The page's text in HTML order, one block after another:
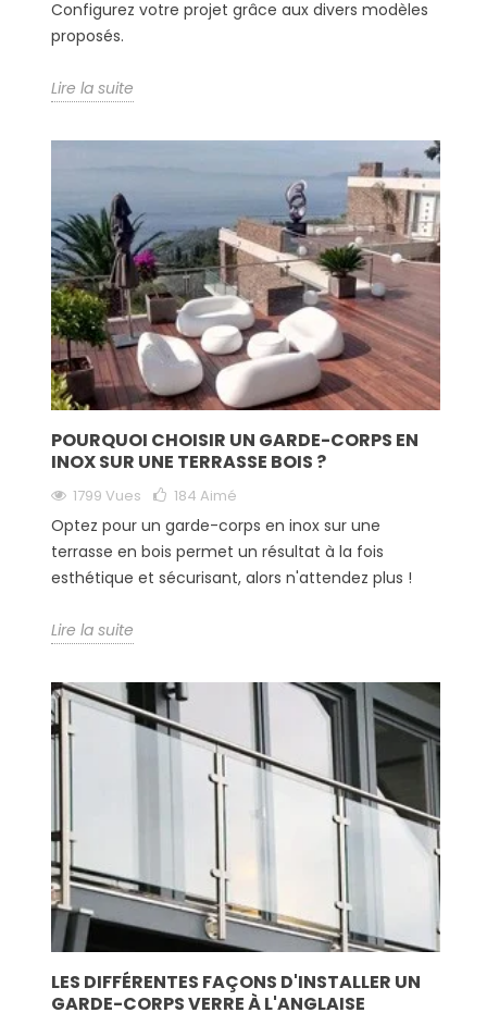
Configurez votre projet grâce aux divers modèles
proposés.
Lire la suite
POURQUOI CHOISIR UN GARDE-CORPS EN
INOX SUR UNE TERRASSE BOIS ?
1799 Vues 184 Aimé
Optez pour un garde-corps en inox sur une
terrasse en bois permet un résultat à la fois
esthétique et sécurisant, alors n'attendez plus !
Lire la suite
LES DIFFÉRENTES FAÇONS D'INSTALLER UN
GARDE-CORPS VERRE À L'ANGLAISE